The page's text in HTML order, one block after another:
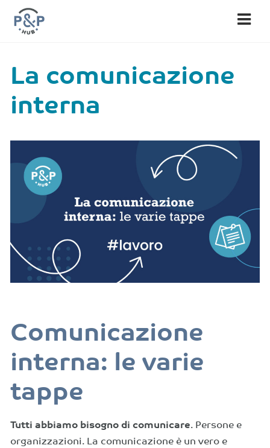
La comunicazione
interna
Comunicazione
interna: le varie
tappe
Tutti abbiamo bisogno di comunicare. Persone e
organizzazioni. La comunicazione è un vero e